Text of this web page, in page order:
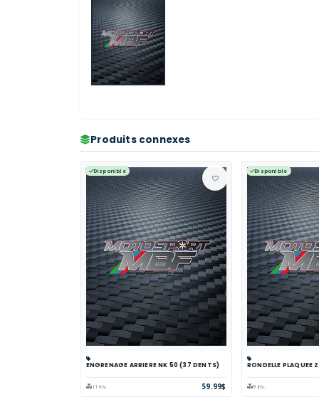
Produits connexes
Disponible
Panier Comparer Voir
ENGRENAGE ARRIERE NK 50 (37 DENTS)
11 inv. 59.99$
Disponible
Panier
RONDELLE PLAQUEE
9 inv.